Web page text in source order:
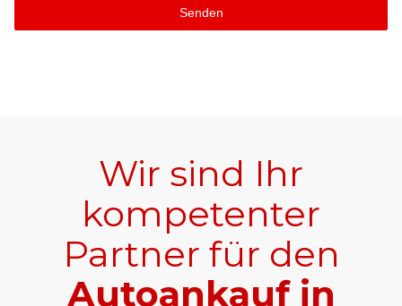
Senden
Wir sind Ihr
kompetenter
Partner für den
Autoankauf in